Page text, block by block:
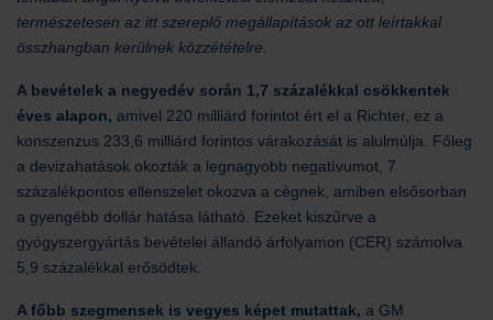
természetesen az itt szereplő megállapítások az ott leírtakkal
összhangban kerülnek közzétételre.
A bevételek a negyedév során 1,7 százalékkal csökkentek
éves alapon, amivel 220 milliárd forintot ért el a Richter, ez a
konszenzus 233,6 milliárd forintos várakozását is alulmúlja. Főleg
a devizahatások okozták a legnagyobb negatívumot, 7
százalékpontos ellenszelet okozva a cégnek, amiben elsősorban
a gyengébb dollár hatása látható. Ezeket kiszűrve a
gyógyszergyártás bevételei állandó árfolyamon (CER) számolva
5,9 százalékkal erősödtek.
A főbb szegmensek is vegyes képet mutattak, a GM